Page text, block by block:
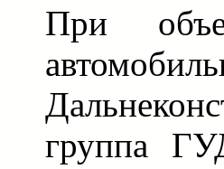
При
группа